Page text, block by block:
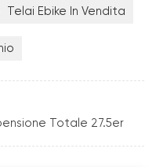
Telai Ebike In Vendita
Totale 27.5er